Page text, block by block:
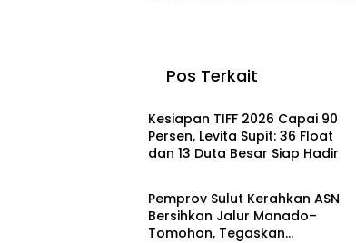
Pos Terkait
Berita
Kesiapan TIFF 2026 Capai 90
Persen, Levita Supit: 36 Float
dan 13 Duta Besar Siap Hadir
Manado
Pemprov Sulut Kerahkan ASN
Bersihkan Jalur Manado–
Tomohon, Tegaskan